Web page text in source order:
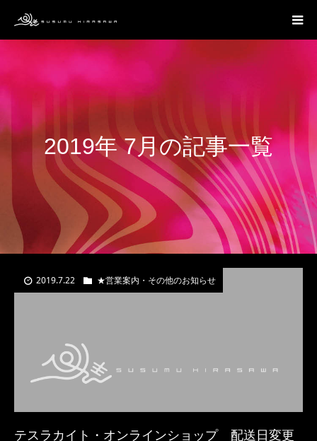
2019年 7月の記事一覧
2019.7.22 ★営業案内・その他のお知らせ
テスラカイト・オンラインショップ 配送日変更